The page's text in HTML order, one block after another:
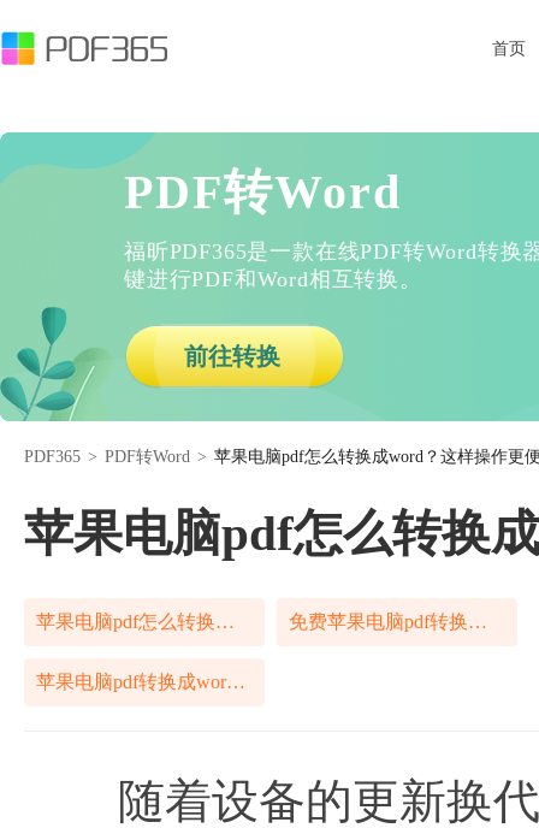
首页
PDF转Word
福昕PDF365是一款在线PDF转Word转换
键进行PDF和Word相互转换。
前往转换
PDF365 > PDF转Word > 苹果电脑pdf怎么转换成word？这样操作更
苹果电脑pdf怎么转换
苹果电脑pdf怎么转换成word 免费苹果电脑pdf转换成word
苹果电脑pdf转换成word工具
随着设备的更新换代